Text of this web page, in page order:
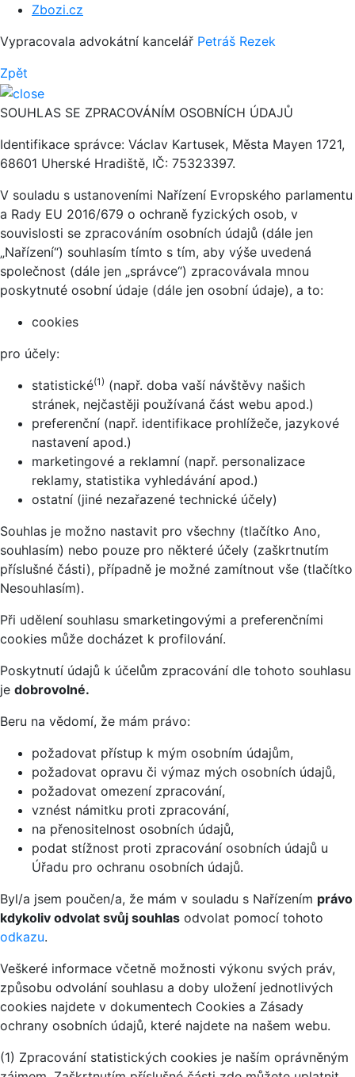
Zbozi.cz
Vypracovala advokátní kancelář Petráš Rezek
Zpět
SOUHLAS SE ZPRACOVÁNÍM OSOBNÍCH ÚDAJŮ
Identifikace správce: Václav Kartusek, Města Mayen 1721,
68601 Uherské Hradiště, IČ: 75323397.
V souladu s ustanoveními Nařízení Evropského parlamentu
a Rady EU 2016/679 o ochraně fyzických osob, v
souvislosti se zpracováním osobních údajů (dále jen
„Nařízení“) souhlasím tímto s tím, aby výše uvedená
společnost (dále jen „správce“) zpracovávala mnou
poskytnuté osobní údaje (dále jen osobní údaje), a to:
cookies
pro účely:
statistické(1) (např. doba vaší návštěvy našich
stránek, nejčastěji používaná část webu apod.)
preferenční (např. identifikace prohlížeče, jazykové
nastavení apod.)
marketingové a reklamní (např. personalizace
reklamy, statistika vyhledávání apod.)
ostatní (jiné nezařazené technické účely)
Souhlas je možno nastavit pro všechny (tlačítko Ano,
souhlasím) nebo pouze pro některé účely (zaškrtnutím
příslušné části), případně je možné zamítnout vše (tlačítko
Nesouhlasím).
Při udělení souhlasu smarketingovými a preferenčními
cookies může docházet k profilování.
Poskytnutí údajů k účelům zpracování dle tohoto souhlasu
je dobrovolné.
Beru na vědomí, že mám právo:
požadovat přístup k mým osobním údajům,
požadovat opravu či výmaz mých osobních údajů,
požadovat omezení zpracování,
vznést námitku proti zpracování,
na přenositelnost osobních údajů,
podat stížnost proti zpracování osobních údajů u
Úřadu pro ochranu osobních údajů.
Byl/a jsem poučen/a, že mám v souladu s Nařízením právo
kdykoliv odvolat svůj souhlas odvolat pomocí tohoto
odkazu.
Veškeré informace včetně možnosti výkonu svých práv,
způsobu odvolání souhlasu a doby uložení jednotlivých
cookies najdete v dokumentech Cookies a Zásady
ochrany osobních údajů, které najdete na našem webu.
(1) Zpracování statistických cookies je naším oprávněným